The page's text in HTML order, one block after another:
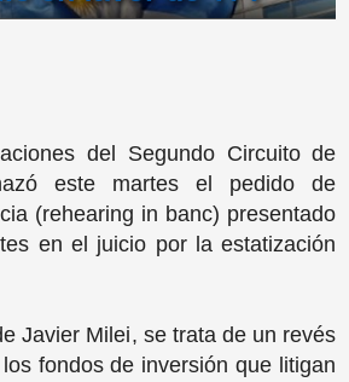
del Segundo Circuito de
este martes el pedido de
(rehearing in banc) presentado
en el juicio por la estatización
Javier Milei, se trata de un revés
fondos de inversión que litigan